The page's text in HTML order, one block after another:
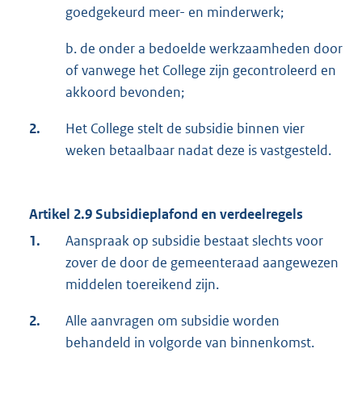
goedgekeurd meer- en minderwerk;
b. de onder a bedoelde werkzaamheden door
of vanwege het College zijn gecontroleerd en
akkoord bevonden;
2.
Het College stelt de subsidie binnen vier
weken betaalbaar nadat deze is vastgesteld.
Artikel 2.9 Subsidieplafond en verdeelregels
1.
Aanspraak op subsidie bestaat slechts voor
zover de door de gemeenteraad aangewezen
middelen toereikend zijn.
2.
Alle aanvragen om subsidie worden
behandeld in volgorde van binnenkomst.